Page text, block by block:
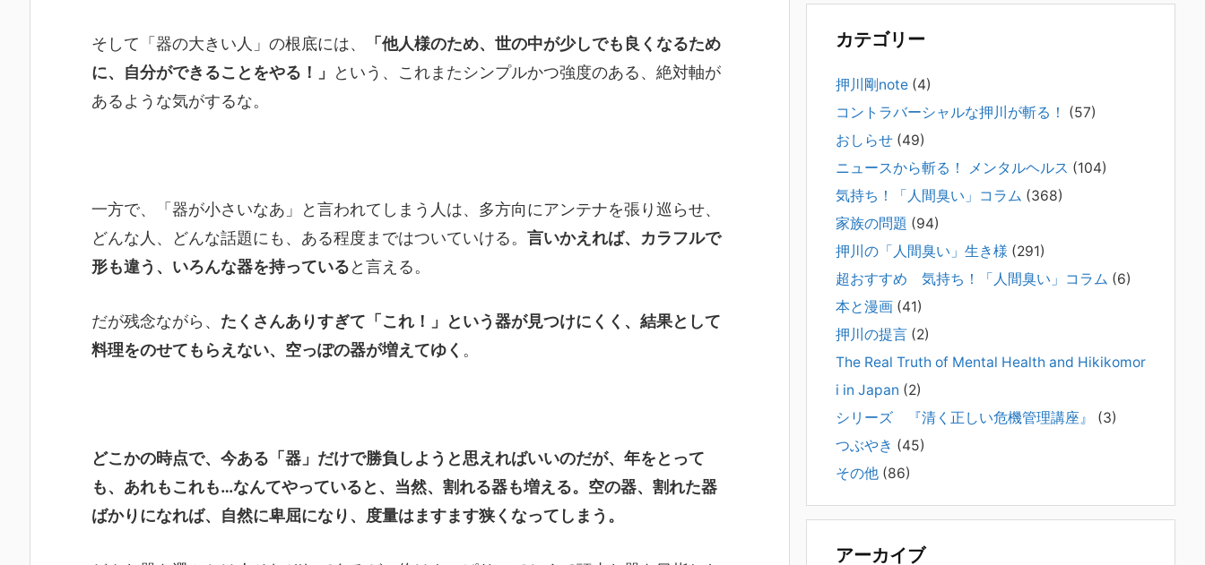
そして「器の大きい人」の根底には、
「他人様のため、世の中が少しでも良くなるため
に、自分ができることをやる！」
という、これまたシンプルかつ強度のある、絶対軸が
あるような気がするな。
一方で、「器が小さいなあ」と言われてしまう人は、多方向にアンテナを張り巡らせ、
どんな人、どんな話題にも、ある程度まではついていける。 言いかえれば、カラフルで
形も違う、いろんな器を持っていると言える。
だが残念ながら、 たくさんありすぎて「これ！」という器が見つけにくく、結果として
料理をのせてもらえない、空っぽの器が増えてゆく 。
どこかの時点で、今ある「器」だけで勝負しようと思えればいいのだが、年をとって
も、あれもこれも…なんてやっていると、当然、割れる器も増える。空の器、割れた器
ばかりになれば、自然に卑屈になり、度量はますます狭くなってしまう。
いる（つまり行き先が見つかっていない）ような場合でも、
精神科から「退院できます」と言われた家族
へ──退院後の安全設計
2026年2月21日
通常価格 2,980円 → 今だけ 1,480円（50％OFF）こちらのn
援の現場で行なってきた実務対応を、家族向けに整理してい
#042 精神疾患の子どもと健全なコミュニ
ケーションがとれない（母娘編）。
2025年8月17日
弊社は、病識のない重篤な精神疾患を抱えるご家族からのご
相談を受け、長年にわたり精神科医療へのアクセスの仕方や
問題解決に取り組んでまいりました。しかし現実には、精神
疾患が疑われる当人に病識がない場合、家
#041 将来を案じる「きょうだい」必見②
きょうだいに精神疾患が疑われる家族がい
て、家族間トラブルで困っている方へ
2025年8月11日
長年問題解決に至らない家族のパターンのうち、弊社の相談
カテゴリー
押川剛note (4)
コントラバーシャルな押川が斬る！
(57)
おしらせ (49)
ニュースから斬る！ メンタルヘルス (104)
気持ち！「人間臭い」コラム (368)
家族の問題 (94)
押川の「人間臭い」生き様 (291)
超おすすめ 気持ち！「人間臭い」コラム (6)
本と漫画 (41)
押川の提言 (2)
The Real Truth of Mental Health and Hikikomor
i in Japan (2)
シリーズ 『清く正しい危機管理講座』
(3)
つぶやき (45)
その他 (86)
アーカイブ